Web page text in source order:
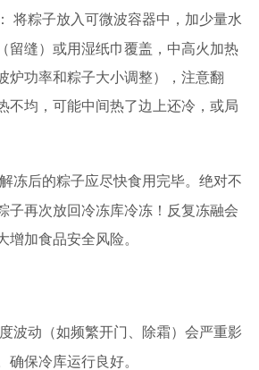
将粽子放入可微波容器中，加少量水
留缝）或用湿纸巾覆盖，中高火加热
炉功率和粽子大小调整），注意翻
不均，可能中间热了边上还冷，或局
解冻后的粽子应尽快食用完毕。绝对不
子再次放回冷冻库冷冻！反复冻融会
增加食品安全风险。
波动（如频繁开门、除霜）会严重影
确保冷库运行良好。